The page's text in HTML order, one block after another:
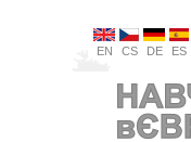
EN CS DE ES